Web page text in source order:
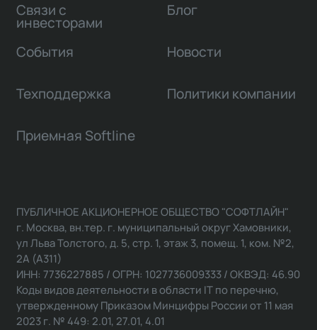
Связи с
инвесторами
Блог
События Новости
Техподдержка Политики компании
Приемная Softline
ПУБЛИЧНОЕ АКЦИОНЕРНОЕ ОБЩЕСТВО "СОФТЛАЙН"
г. Москва, вн.тер. г. муниципальный округ Хамовники,
ул Льва Толстого, д. 5, стр. 1, этаж 3, помещ. 1, ком. №2,
2А (А311)
ИНН: 7736227885 / ОГРН: 1027736009333 / ОКВЭД: 46.90
Коды видов деятельности в области IT по перечню,
утвержденному Приказом Минцифры России от 11 мая
2023 г. № 449: 2.01, 27.01, 4.01